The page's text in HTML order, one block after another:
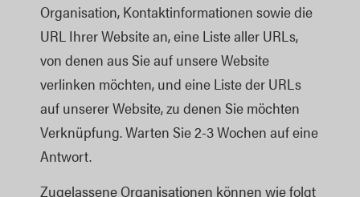
Organisation, Kontaktinformationen sowie die
URL Ihrer Website an, eine Liste aller URLs,
von denen aus Sie auf unsere Website
verlinken möchten, und eine Liste der URLs
auf unserer Website, zu denen Sie möchten
Verknüpfung. Warten Sie 2-3 Wochen auf eine
Antwort.
Zugelassene Organisationen können wie folgt